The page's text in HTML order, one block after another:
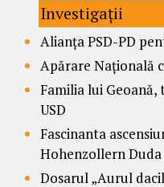
Investigații
Alianța PSD-PD
Apărare Națională
Familia lui Geoană,
USD
Fascinanta
Hohenzollern Duda
Dosarul „Aurul